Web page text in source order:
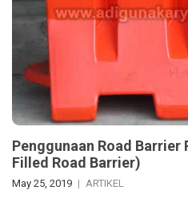
Penggunaan Road
Filled Road Barrier)
May 25, 2019 ARTIKEL